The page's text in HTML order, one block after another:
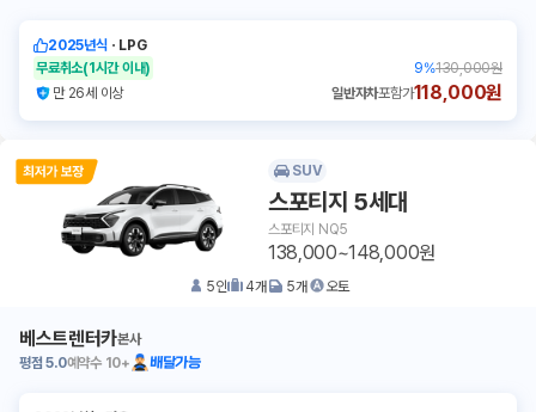
2025년식 ㆍ LPG
무료취소(1시간 이내) 9%130,000원
만 26세 이상
일반자차포함가118,000원
SUV
스포티지 5세대
스포티지 NQ5
138,000~148,000원
5인 4개 5개 오토
베스트렌터카본사
평점 5.0예약수 10+ 배달가능